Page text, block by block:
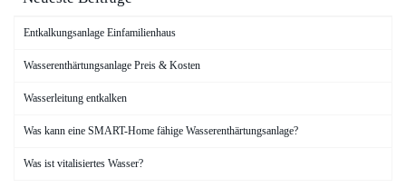
Entkalkungsanlage Einfamilienhaus
Wasserenthärtungsanlage Preis & Kosten
Wasserleitung entkalken
Was kann eine SMART-Home fähige Wasserenthärtungsanlage?
Was ist vitalisiertes Wasser?